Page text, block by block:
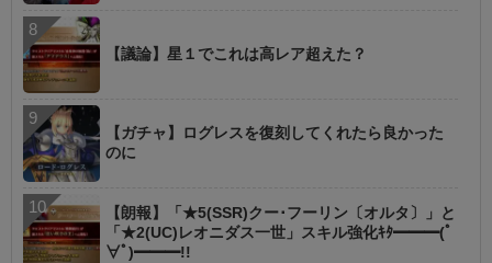
【議論】星１でこれは高レア超えた？
【ガチャ】ログレスを復刻してくれたら良かった
のに
【朗報】「★5(SSR)クー･フーリン〔オルタ〕」と
「★2(UC)レオニダス一世」スキル強化ｷﾀ━━━(ﾟ
∀ﾟ)━━━!!